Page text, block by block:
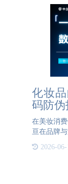
化妆
码防伪
在美妆消
亘在品牌
的不仅是
伪验证体
2026-